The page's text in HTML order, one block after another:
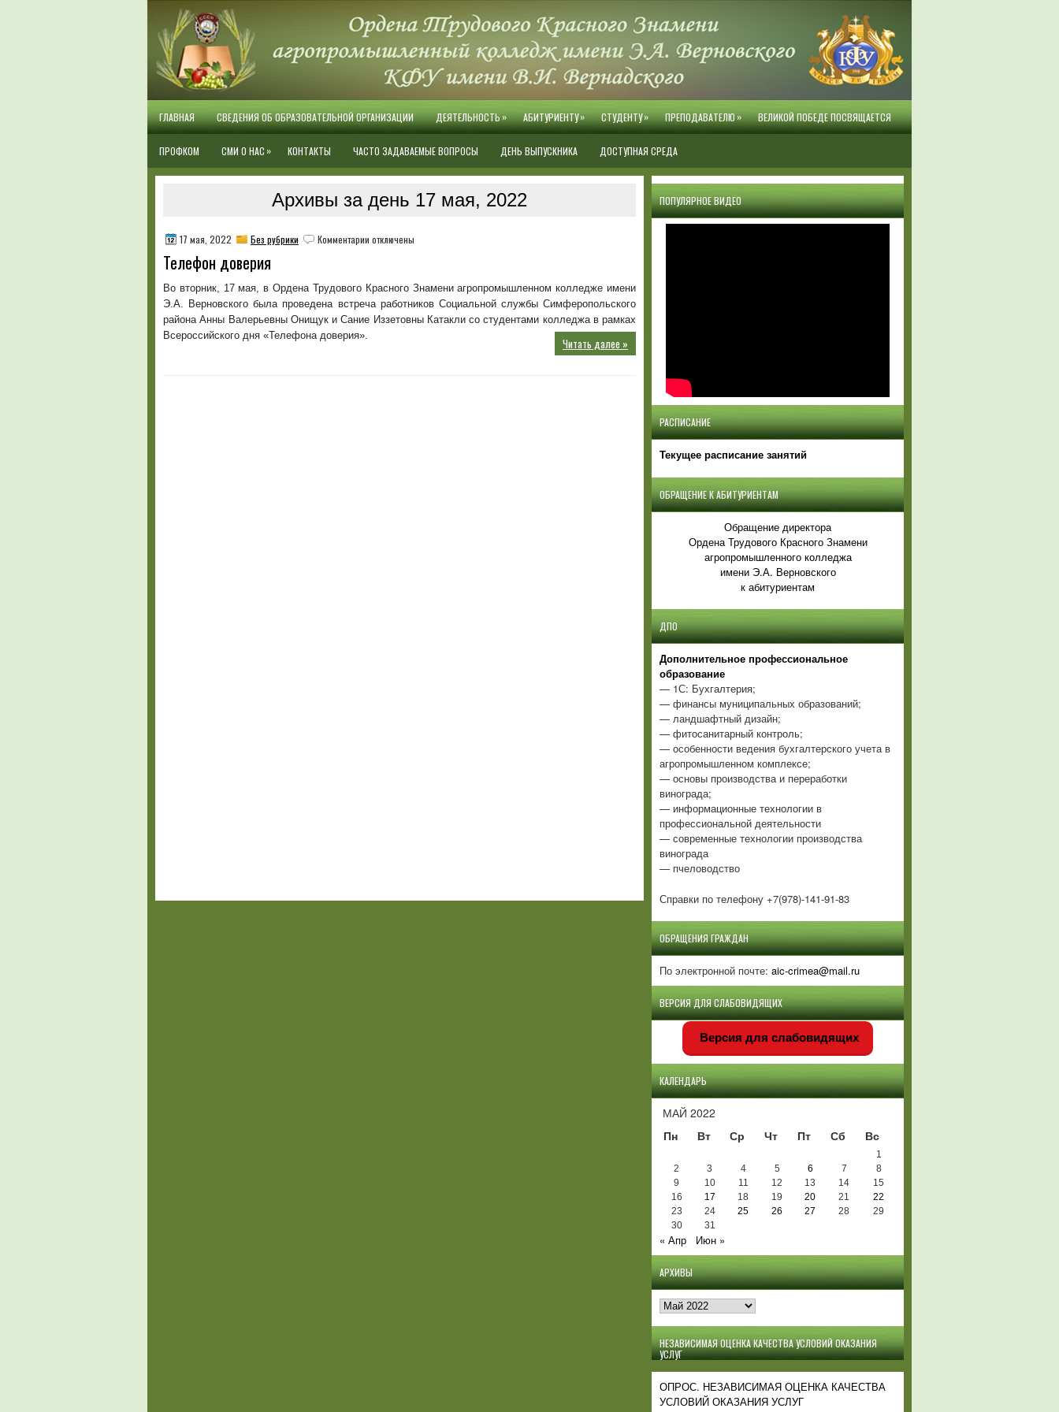
ГЛАВНАЯ СВЕДЕНИЯ ОБ ОБРАЗОВАТЕЛЬНОЙ ОРГАНИЗАЦИИ ДЕЯТЕЛЬНОСТЬ» АБИТУРИЕНТУ» СТУДЕНТУ» ПРЕПОДАВАТЕЛЮ» ВЕЛИКОЙ ПОБЕДЕ ПОСВЯЩАЕТСЯ
ПРОФКОМ СМИ О НАС » КОНТАКТЫ ЧАСТО ЗАДАВАЕМЫЕ ВОПРОСЫ ДЕНЬ ВЫПУСКНИКА ДОСТУПНАЯ СРЕДА
Архивы за день 17 мая, 2022
17 мая, 2022 Без рубрики Комментарии к
доверия
отключены
Телефон доверия
Во вторник, 17 мая, в Ордена Трудового Красного Знамени агропромышленном колледже имени
Э.А. Верновского была проведена встреча работников Социальной службы Симферопольского
района Анны Валерьевны Онищук и Сание Иззетовны Катакли со студентами колледжа в рамках
Всероссийского дня «Телефона доверия».
Читать далее »
ПОПУЛЯРНОЕ ВИДЕО
РАСПИСАНИЕ
Текущее расписание занятий
ОБРАЩЕНИЕ К АБИТУРИЕНТАМ
Обращение директора
Ордена Трудового Красного Знамени
агропромышленного колледжа
имени Э.А. Верновского
к абитуриентам
ДПО
Дополнительное профессиональное
образование
— 1С: Бухгалтерия;
— финансы муниципальных образований;
— ландшафтный дизайн;
— фитосанитарный контроль;
— особенности ведения бухгалтерского учета в
агропромышленном комплексе;
— основы производства и переработки
винограда;
— информационные технологии в
профессиональной деятельности
— современные технологии производства
винограда
— пчеловодство
Справки по телефону +7(978)-141-91-83
ОБРАЩЕНИЯ ГРАЖДАН
По электронной почте: aic-crimea@mail.ru
ВЕРСИЯ ДЛЯ СЛАБОВИДЯЩИХ
Версия для слабовидящих
КАЛЕНДАРЬ
МАЙ 2022
Пн
Вт Ср Чт Пт Сб Вс
1
2
3 4 5 6 7
8
9
10 11 12 13 14
15
16
17 18 19 20 21
22
23
24 25 26 27 28
29
30
31
« Апр Июн »
АРХИВЫ
Архивы
НЕЗАВИСИМАЯ ОЦЕНКА КАЧЕСТВА УСЛОВИЙ ОКАЗАНИЯ
УСЛУГ
ОПРОС. НЕЗАВИСИМАЯ ОЦЕНКА КАЧЕСТВА
УСЛОВИЙ ОКАЗАНИЯ УСЛУГ